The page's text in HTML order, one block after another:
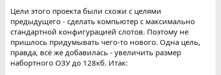
Цели этого проекта были схожи с целями
предыдущего - сделать компьютер с максимально
стандартной конфигурацией слотов. Поэтому не
пришлось придумывать чего-то нового. Одна цель,
правда, всё же добавилась - увеличить размер
набортного ОЗУ до 128кб. Итак: